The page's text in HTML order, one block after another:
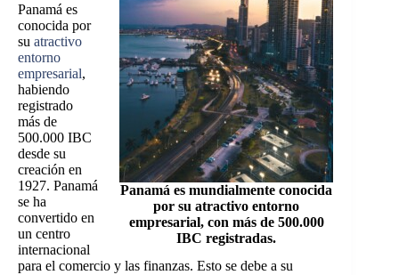
Panamá es mundialmente conocida
porsu atractivo entorno
empresarial, con más de 500.000
IBC registradas.
Panamá es
conocida por
su atractivo
entorno
empresarial,
habiendo
registrado
más de
500.000 IBC
desde su
creación en
1927. Panamá
se ha
convertido en
un centro
internacional
para el comercio y las finanzas. Esto se debe a su